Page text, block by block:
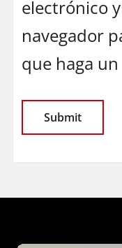
electrónico
navegador
que haga